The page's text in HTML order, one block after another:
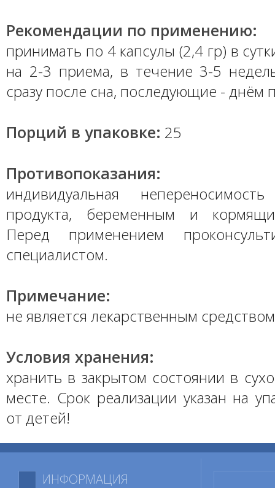
Рекомендации по применению:
принимать по 4 капсулы (2,4 гр) в
на 2-3 приема, в течение 3-5
сразу после сна, последующие - днём
Порций в упаковке: 25
Противопоказания:
индивидуальная
продукта, беременным и
Перед применением
специалистом.
Примечание:
не является лекарственным
Условия хранения:
хранить в закрытом состоянии в
месте. Срок реализации указан на
от детей!
ИНФОРМАЦИЯ